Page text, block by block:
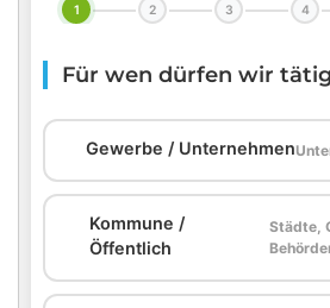
1 2 3 4
Für wen dürfen wir
Gewerbe / Unternehmen
Kommune /
Öffentlich
Städte,